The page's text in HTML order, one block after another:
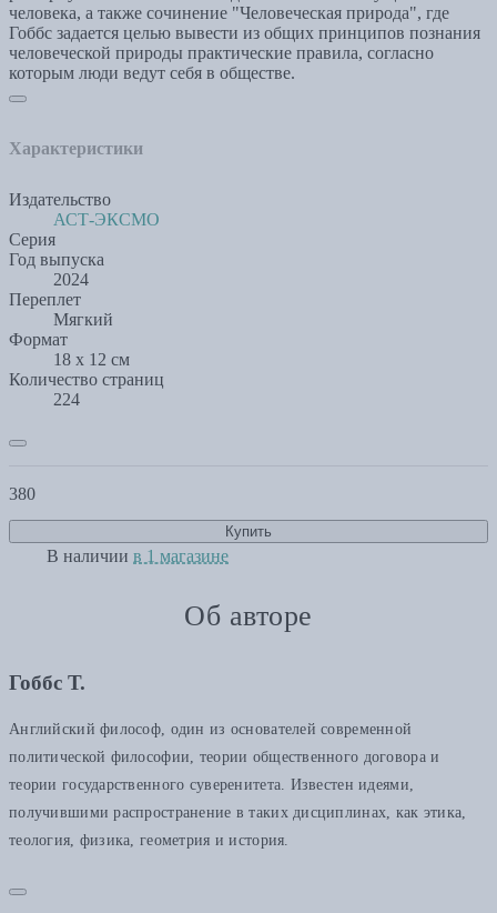
человека, а также сочинение "Человеческая природа", где
Гоббс задается целью вывести из общих принципов познания
человеческой природы практические правила, согласно
которым люди ведут себя в обществе.
Характеристики
Издательство
АСТ-ЭКСМО
Серия
Год выпуска
2024
Переплет
Мягкий
Формат
18 x 12 см
Количество страниц
224
380
Купить
В наличии в 1 магазине
Об авторе
Гоббс Т.
Английский философ, один из основателей современной
политической философии, теории общественного договора и
теории государственного суверенитета. Известен идеями,
получившими распространение в таких дисциплинах, как этика,
теология, физика, геометрия и история.